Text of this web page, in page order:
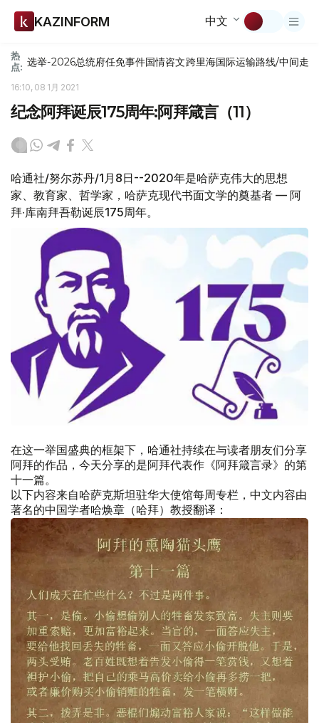
KAZINFORM 中文
热
点: 选举-2026总统府任免事件国情咨文跨里海国际运输路线/中间走廊
16:10, 08 1月 2021
纪念阿拜诞辰175周年:阿拜箴言（11）
哈通社/努尔苏丹/1月8日--2020年是哈萨克伟大的思想
家、教育家、哲学家，哈萨克现代书面文学的奠基者 — 阿
拜·库南拜吾勒诞辰175周年。
在这一举国盛典的框架下，哈通社持续在与读者朋友们分享
阿拜的作品，今天分享的是阿拜代表作《阿拜箴言录》的第
十一篇。
以下内容来自哈萨克斯坦驻华大使馆每周专栏，中文内容由
著名的中国学者哈焕章（哈拜）教授翻译：